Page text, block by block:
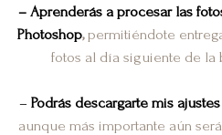
– Aprenderás a procesar las
Photoshop,permitiéndote
fotos al día siguiente de la
– Podrás descargarte mis
aunque más importante aún